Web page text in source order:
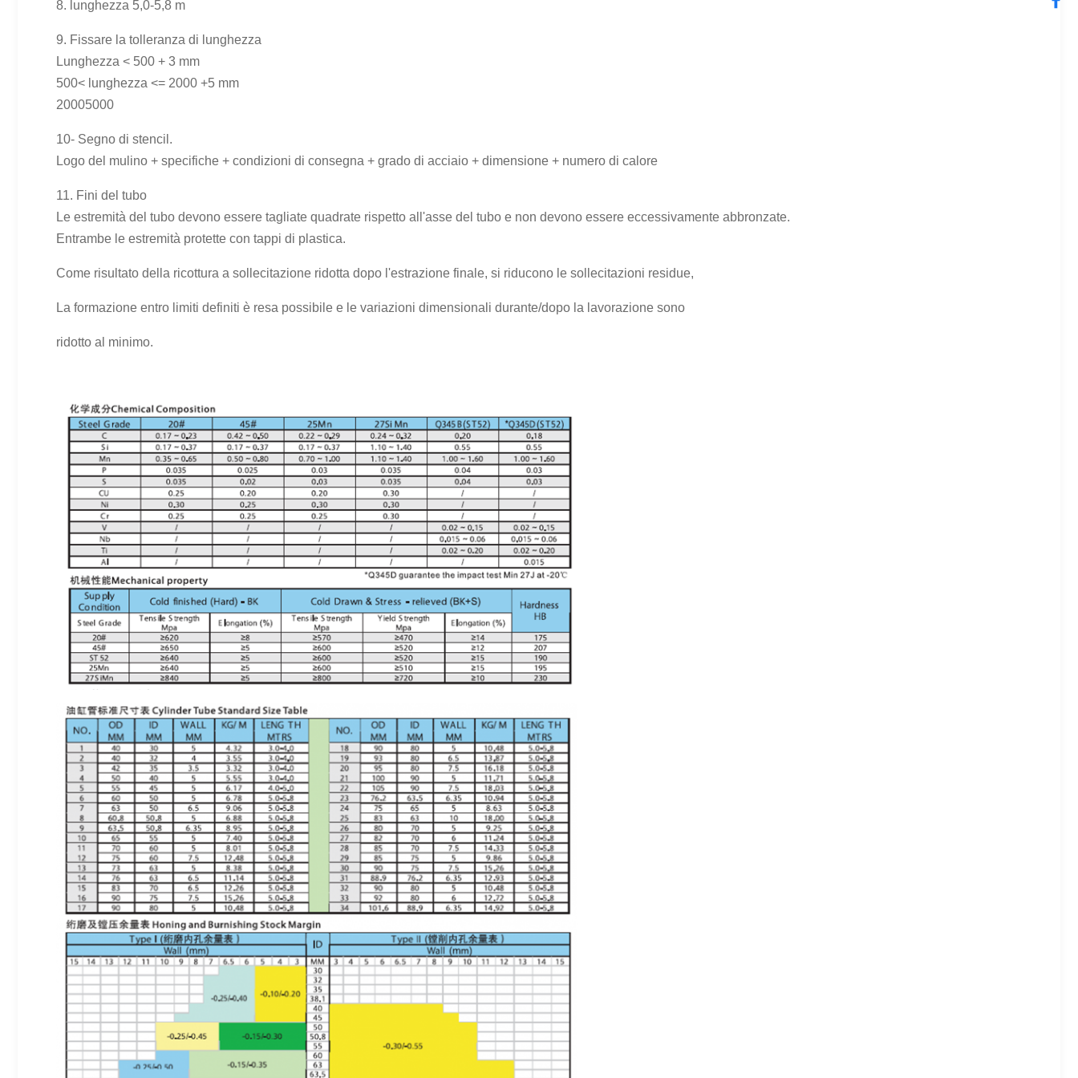
8. lunghezza 5,0-5,8 m
9. Fissare la tolleranza di lunghezza
Lunghezza < 500 + 3 mm
500< lunghezza <= 2000 +5 mm
20005000
10- Segno di stencil.
Logo del mulino + specifiche + condizioni di consegna + grado di acciaio + dimensione + numero di calore
11. Fini del tubo
Le estremità del tubo devono essere tagliate quadrate rispetto all'asse del tubo e non devono essere eccessivamente abbronzate.
Entrambe le estremità protette con tappi di plastica.
Come risultato della ricottura a sollecitazione ridotta dopo l'estrazione finale, si riducono le sollecitazioni residue,
La formazione entro limiti definiti è resa possibile e le variazioni dimensionali durante/dopo la lavorazione sono
ridotto al minimo.